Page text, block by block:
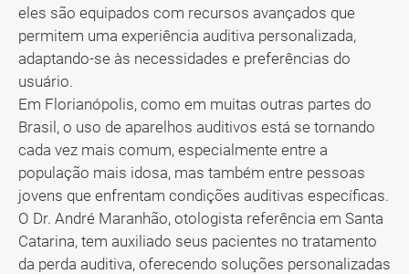
eles são equipados com recursos avançados que
permitem uma experiência auditiva personalizada,
adaptando-se às necessidades e preferências do
usuário.
Em Florianópolis, como em muitas outras partes do
Brasil, o uso de aparelhos auditivos está se tornando
cada vez mais comum, especialmente entre a
população mais idosa, mas também entre pessoas
jovens que enfrentam condições auditivas específicas.
O Dr. André Maranhão, otologista referência em Santa
Catarina, tem auxiliado seus pacientes no tratamento
da perda auditiva, oferecendo soluções personalizadas